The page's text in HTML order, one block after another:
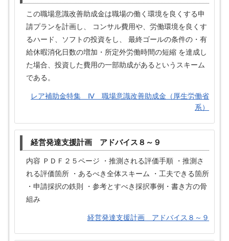
この職場意識改善助成金は職場の働く環境を良くする申
請プランを計画し、 コンサル費用や、労働環境を良くす
るハード、ソフトの投資をし、 最終ゴールの条件の・有
給休暇消化日数の増加・所定外労働時間の短縮 を達成し
た場合、投資した費用の一部助成があるというスキーム
である。
レア補助金特集 Ⅳ 職場意識改善助成金（厚生労働省
系）
経営発達支援計画 アドバイス８～９
内容 ＰＤＦ２５ページ ・推測される評価手順 ・推測さ
れる評価箇所 ・あるべき全体スキーム ・工夫できる箇所
・申請採択の鉄則 ・参考とすべき採択事例・書き方の骨
組み
経営発達支援計画 アドバイス８～９